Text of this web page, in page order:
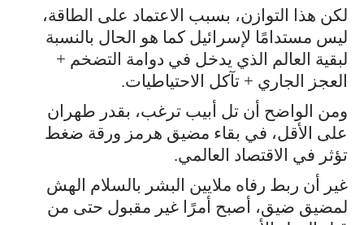
لكن هذا التوازن، بسبب الاعتماد على الطاقة،
ليس مستدامًا لإسرائيل كما هو الحال بالنسبة
لبقية العالم الذي يدخل في دوامة التضخم +
العجز الجاري + تآكل الاحتياطيات.
ومن الواضح أن تل أبيب ترغب، بقدر طهران
على الأقل، في بقاء مضيق هرمز ورقة ضغط
تؤثر في الاقتصاد العالمي.
غير أن ربط رفاه ملايين البشر بالسلام الهش
لمضيق ضيق، أصبح أمرًا غير مقبول حتى من